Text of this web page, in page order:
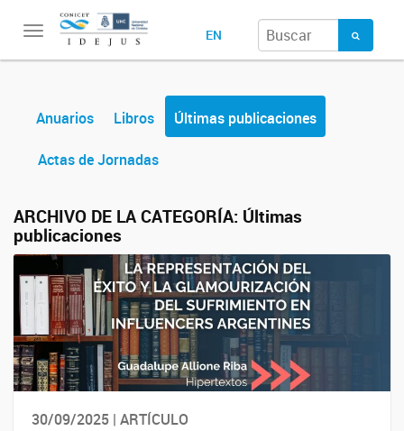
Toggle
EN
Anuarios Libros Últimas publicaciones
Actas de Jornadas
ARCHIVO DE LA CATEGORÍA: Últimas
publicaciones
30/09/2025 | ARTÍCULO